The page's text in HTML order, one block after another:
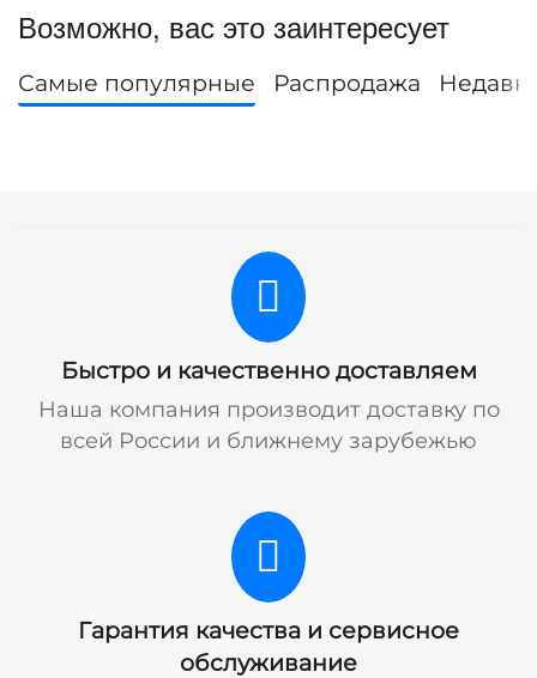
Возможно, вас это заинтересует
Самые популярные Распродажа
Быстро и качественно доставляем
Наша компания производит доставку по
всей России и ближнему зарубежью
Гарантия качества и сервисное
обслуживание